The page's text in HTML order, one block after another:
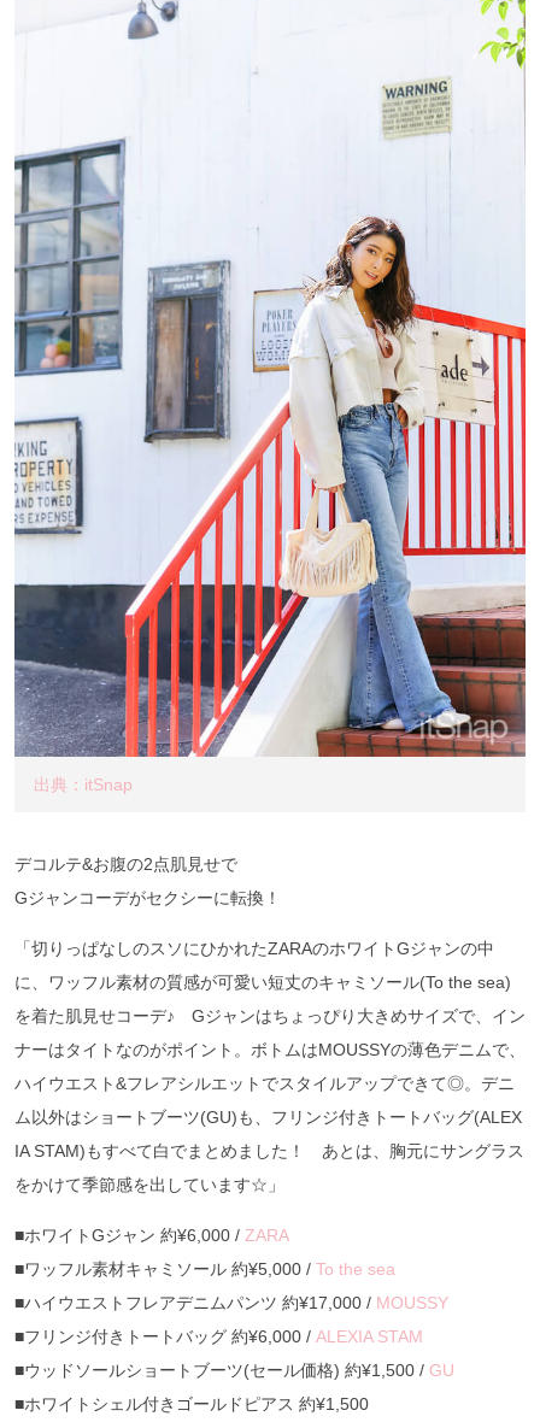
出典：itSnap
デコルテ&お腹の2点肌見せで
Gジャンコーデがセクシーに転換！
「切りっぱなしのスソにひかれたZARAのホワイトGジャンの中
に、ワッフル素材の質感が可愛い短丈のキャミソール(To the sea)
を着た肌見せコーデ♪ Gジャンはちょっぴり大きめサイズで、イン
ナーはタイトなのがポイント。ボトムはMOUSSYの薄色デニムで、
ハイウエスト&フレアシルエットでスタイルアップできて◎。デニ
ム以外はショートブーツ(GU)も、フリンジ付きトートバッグ(ALEX
IA STAM)もすべて白でまとめました！ あとは、胸元にサングラス
をかけて季節感を出しています☆」
■ホワイトGジャン 約¥6,000 / ZARA
■ワッフル素材キャミソール 約¥5,000 / To the sea
■ハイウエストフレアデニムパンツ 約¥17,000 / MOUSSY
■フリンジ付きトートバッグ 約¥6,000 / ALEXIA STAM
■ウッドソールショートブーツ(セール価格) 約¥1,500 / GU
■ホワイトシェル付きゴールドピアス 約¥1,500